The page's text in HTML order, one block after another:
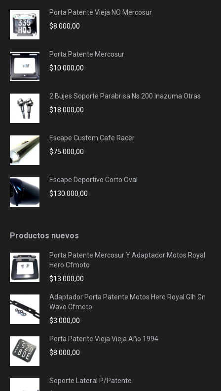
new
window
new
window
new
window
new
window
Porta Patente Vieja NO Mercosur
$8.000,00
Porta Patente Mercosur
$10.000,00
2 Bujes Soporte Parabrisa Ns 200 Inazuma Otras
$18.000,00
Escape Custom Cafe Racer
$75.000,00
Escape Deportivo Corto Oval
$130.000,00
Productos nuevos
Porta Patente Mercosur Y Adaptador Motos Royal
Hero Cfmoto
$13.000,00
Adaptador Porta Patente Motos Hero Royal Glh Gn
Wave Cfmoto
$3.000,00
Porta Patente Vieja Vieja Año 1994
$8.000,00
Soporte Lateral P/Patente